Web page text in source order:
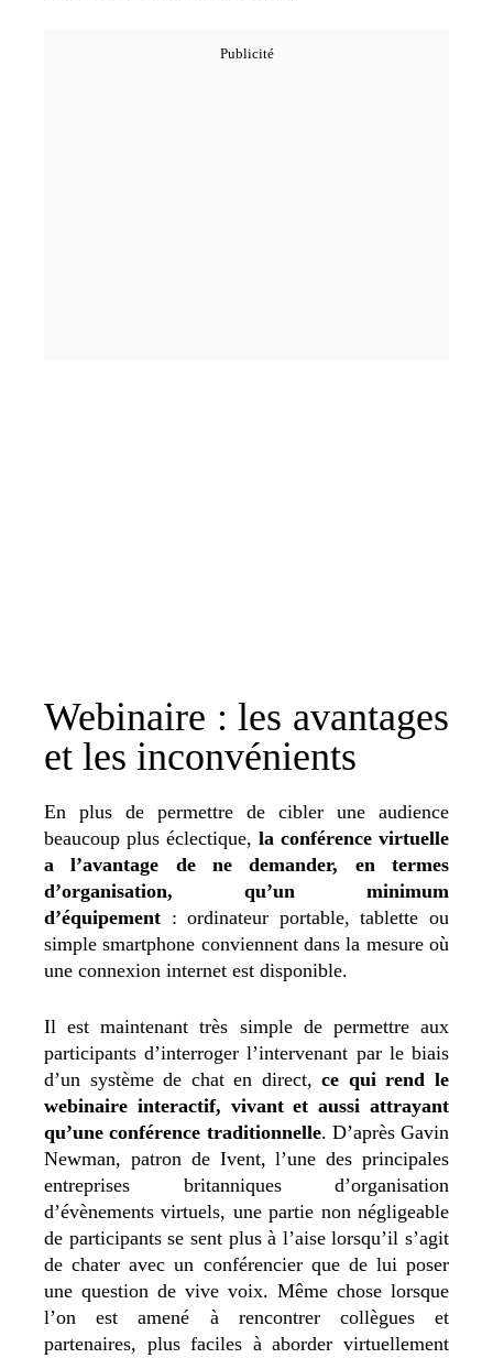
Webinaire : les avantages
et les inconvénients
En plus de permettre de cibler une audience
beaucoup plus éclectique, la conférence virtuelle
a l’avantage de ne demander, en termes
d’organisation, qu’un minimum
d’équipement : ordinateur portable, tablette ou
simple smartphone conviennent dans la mesure où
une connexion internet est disponible.
Il est maintenant très simple de permettre aux
participants d’interroger l’intervenant par le biais
d’un système de chat en direct,ce qui rend le
webinaire interactif, vivant et aussi attrayant
qu’une conférence traditionnelle. D’après Gavin
Newman, patron de Ivent, l’une des principales
entreprises britanniques d’organisation
d’évènements virtuels, une partie non négligeable
de participants se sent plus à l’aise lorsqu’il s’agit
de chater avec un conférencier que de lui poser
une question de vive voix. Même chose lorsque
l’on est amené à rencontrer collègues et
partenaires, plus faciles à aborder virtuellement